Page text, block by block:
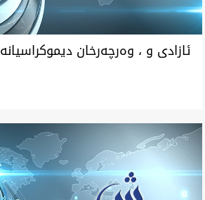
ئازادی و ، وه‌رچه‌رخان ديموكراسيانه‌